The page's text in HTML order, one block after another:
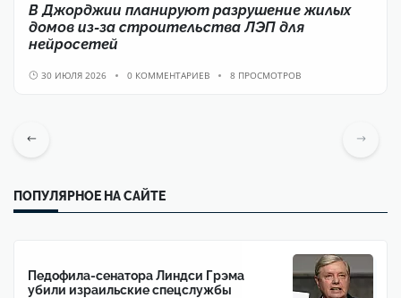
В Джорджии планируют разрушение жилых
домов из-за строительства ЛЭП для
нейросетей
30 ИЮЛЯ 2026 0 КОММЕНТАРИЕВ 8 ПРОСМОТРОВ
ПОПУЛЯРНОЕ НА САЙТЕ
Педофила-сенатора Линдси Грэма
убили израильские спецслужбы